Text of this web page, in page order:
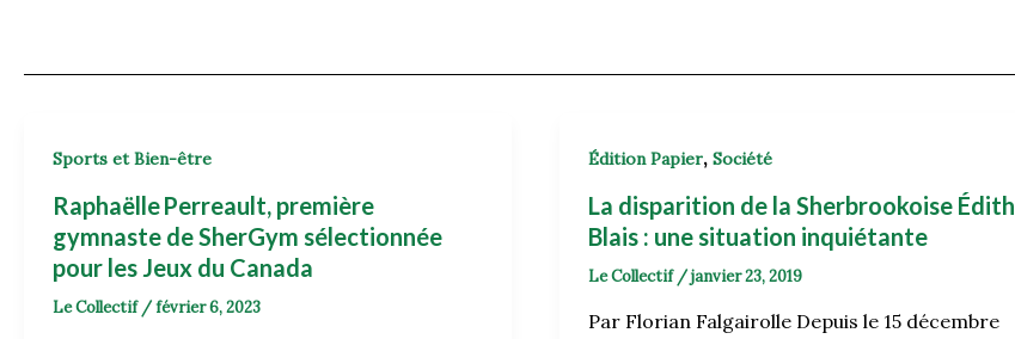
Sports et Bien-être
Raphaëlle Perreault, première
gymnaste de SherGym sélectionnée
pour les Jeux du Canada
Le Collectif /février 6, 2023
Édition Papier, Société
La disparition de la Sherbrookoise Édith
Blais : une situation inquiétante
Le Collectif /janvier 23, 2019
Par Florian Falgairolle Depuis le 15 décembre